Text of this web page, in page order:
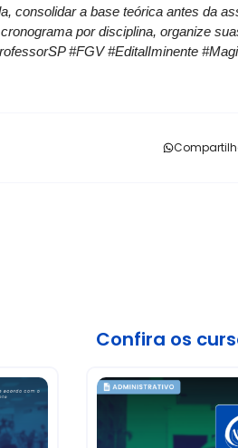
consolidar a base teórica antes da
por disciplina, organize
#FGV #EditalIminente
Confira os